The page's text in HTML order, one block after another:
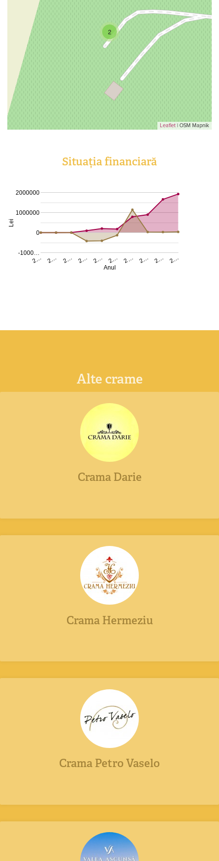
2
Leaflet | OSM Mapnik
Situația financiară
2… 2… 2… 2… 2… 2… 2… 2… 2… 2…
-1000…
0
1000000
2000000
Anul
Lei
Alte crame
Crama Darie
Crama Hermeziu
Crama Petro Vaselo